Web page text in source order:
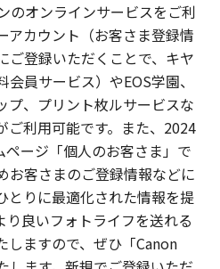
のオンラインサービスをご利
アカウント（お客さま登録情
ご登録いただくことで、キヤ
員サービス）やEOS学園、
プ、プリント枚ルサービスな
ご利用可能です。また、2024
ージ「個人のお客さま」で
お客さまのご登録情報などに
とりに最適化された情報を提
り良いフォトライフを送れる
しますので、ぜひ「Canon